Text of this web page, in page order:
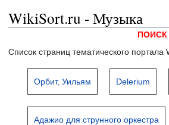
WikiSort.ru - Музыка
ПОИСК
Список страниц тематического
Орбит, Уильям Delerium
Адажио для струнного оркестра